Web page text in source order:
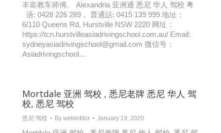
丰富教车师傅。 Alexandria 亚洲通 悉尼 华人 驾校 粤
语: 0428 226 289， 普通話: 0415 139 999 地址：
6/110 Queens Rd, Hurstville NSW 2220 网址：
https://tcn.hurstvilleasiadrivingschool.com.au/ Email:
sydneyasiadrivingschool@gmail.com 微信号：
Asiadrivingschool…
Mortdale 亚洲 驾校 , 悉尼老牌 悉尼 华人 驾
校, 悉尼 驾校
悉尼 驾校 By webeditor January 19, 2020